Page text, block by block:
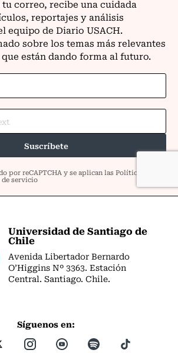
Universidad de Santiago de
Chile
Avenida Libertador Bernardo
O’Higgins Nº 3363. Estación
Central. Santiago. Chile.
Síguenos en: